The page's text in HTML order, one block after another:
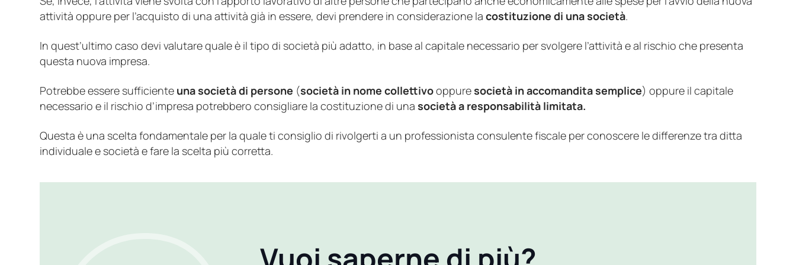
attività oppure per l’acquisto di una attività già in essere, devi prendere in considerazione lacostituzione di una società.
In quest’ultimo caso devi valutare quale è il tipo di società più adatto, in base al capitale necessario per svolgere l’attività e al rischio che presenta
questa nuova impresa.
Potrebbe essere sufficiente una società di persone (società in nome collettivooppuresocietà in accomandita semplice) oppure il capitale
necessario e il rischio d’impresa potrebbero consigliare la costituzione di unasocietà a responsabilità limitata.
Questa è una scelta fondamentale per la quale ti consiglio di rivolgerti a un professionista consulente fiscale per conoscere le differenze tra ditta
individuale e società e fare la scelta più corretta.